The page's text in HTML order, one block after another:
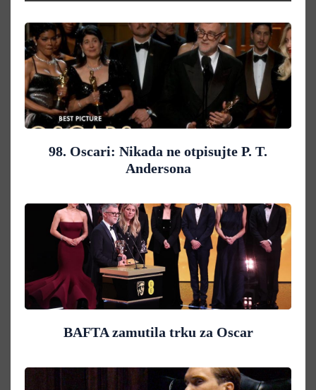
98. Oscari: Nikada ne otpisujte P. T.
Andersona
BAFTA zamutila trku za Oscar